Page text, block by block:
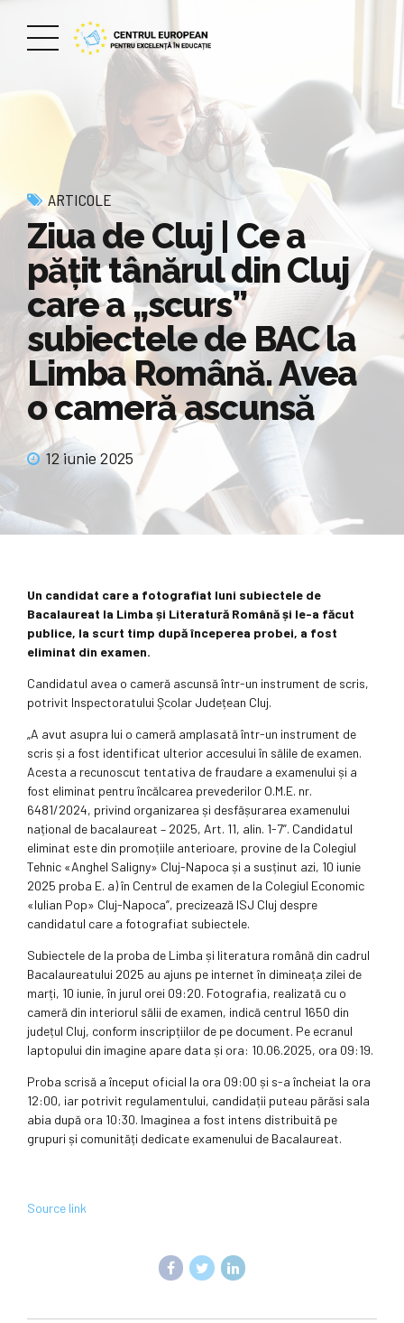
ARTICOLE
Ziua de Cluj | Ce a
pățit tânărul din Cluj
care a „scurs”
subiectele de BAC la
Limba Română. Avea
o cameră ascunsă
12 iunie 2025
Un candidat care a fotografiat luni subiectele de
Bacalaureat la Limba și Literatură Română și le-a făcut
publice, la scurt timp după începerea probei, a fost
eliminat din examen.
Candidatul avea o cameră ascunsă într-un instrument de scris,
potrivit Inspectoratului Școlar Județean Cluj.
„A avut asupra lui o cameră amplasată într-un instrument de
scris și a fost identificat ulterior accesului în sălile de examen.
Acesta a recunoscut tentativa de fraudare a examenului și a
fost eliminat pentru încălcarea prevederilor O.M.E. nr.
6481/2024, privind organizarea și desfășurarea examenului
național de bacalaureat – 2025, Art. 11, alin. 1-7”. Candidatul
eliminat este din promoțiile anterioare, provine de la Colegiul
Tehnic «Anghel Saligny» Cluj-Napoca și a susținut azi, 10 iunie
2025 proba E. a) în Centrul de examen de la Colegiul Economic
«Iulian Pop» Cluj-Napoca”, precizează ISJ Cluj despre
candidatul care a fotografiat subiectele.
Subiectele de la proba de Limba și literatura română din cadrul
Bacalaureatului 2025 au ajuns pe internet în dimineața zilei de
marți, 10 iunie, în jurul orei 09:20. Fotografia, realizată cu o
cameră din interiorul sălii de examen, indică centrul 1650 din
județul Cluj, conform inscripțiilor de pe document. Pe ecranul
laptopului din imagine apare data și ora: 10.06.2025, ora 09:19.
Proba scrisă a început oficial la ora 09:00 și s-a încheiat la ora
12:00, iar potrivit regulamentului, candidații puteau părăsi sala
abia după ora 10:30. Imaginea a fost intens distribuită pe
grupuri și comunități dedicate examenului de Bacalaureat.
Source link